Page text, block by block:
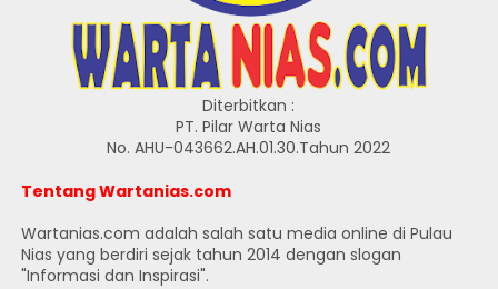
Diterbitkan :
PT. Pilar Warta Nias
No. AHU-043662.AH.01.30.Tahun 2022
Tentang Wartanias.com
Wartanias.com adalah salah satu media online di Pulau
Nias yang berdiri sejak tahun 2014 dengan slogan
"Informasi dan Inspirasi".